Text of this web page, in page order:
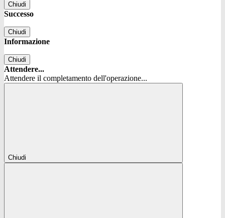
Chiudi
Successo
Chiudi
Informazione
Chiudi
Attendere...
Attendere il completamento dell'operazione...
Chiudi